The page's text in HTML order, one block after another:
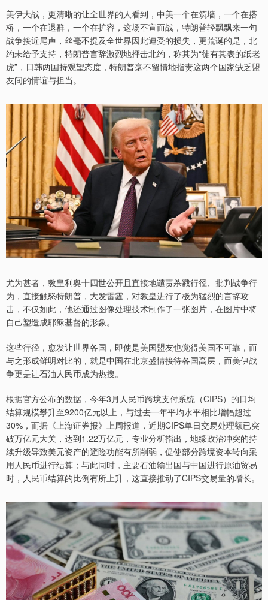
美伊大战，更清晰的让全世界的人看到，中美一个在筑墙，一个在搭
桥，一个在退群，一个在扩容，这场不宣而战，特朗普轻飘飘来一句
战争接近尾声，丝毫不提及全世界因此遭受的损失，更荒诞的是，北
约未给予支持，特朗普言辞激烈地抨击北约，称其为“徒有其表的纸老
虎”，日韩两国持观望态度，特朗普毫不留情地指责这两个国家缺乏盟
友间的情谊与担当。
尤为甚者，教皇利奥十四世公开且直接地谴责杀戮行径、批判战争行
为，直接触怒特朗普，大发雷霆，对教皇进行了极为猛烈的言辞攻
击，不仅如此，他还通过图像处理技术制作了一张图片，在图片中将
自己塑造成耶稣基督的形象。
这些行径，愈发让世界各国，即使是美国盟友也觉得美国不可靠，而
与之形成鲜明对比的，就是中国在北京盛情接待各国高层，而美伊战
争更是让石油人民币成为热搜。
根据官方公布的数据，今年3月人民币跨境支付系统（CIPS）的日均
结算规模攀升至9200亿元以上，与过去一年平均水平相比增幅超过
30%，而据《上海证券报》上周报道，近期CIPS单日交易处理额已突
破万亿元大关，达到1.22万亿元，专业分析指出，地缘政治冲突的持
续升级导致美元资产的避险功能有所削弱，促使部分跨境资本转向采
用人民币进行结算；与此同时，主要石油输出国与中国进行原油贸易
时，人民币结算的比例有所上升，这直接推动了CIPS交易量的增长。